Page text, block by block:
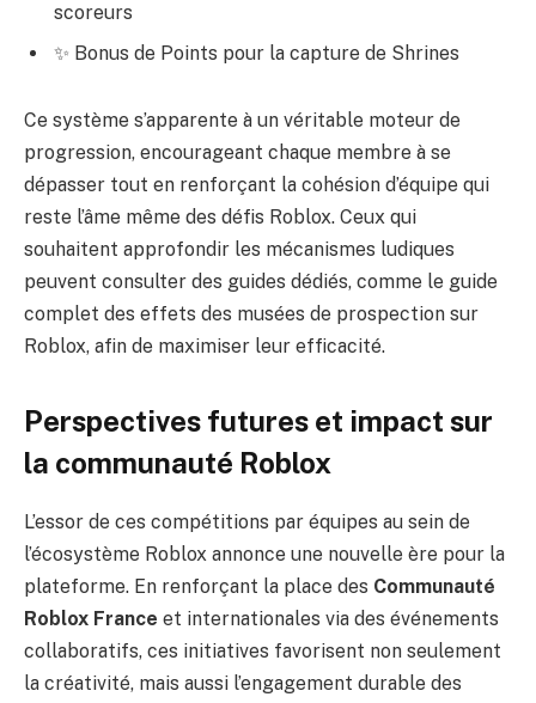
scoreurs
✨ Bonus de Points pour la capture de Shrines
Ce système s’apparente à un véritable moteur de
progression, encourageant chaque membre à se
dépasser tout en renforçant la cohésion d’équipe qui
reste l’âme même des défis Roblox. Ceux qui
souhaitent approfondir les mécanismes ludiques
peuvent consulter des guides dédiés, comme le guide
complet des effets des musées de prospection sur
Roblox, afin de maximiser leur efficacité.
Perspectives futures et impact sur
la communauté Roblox
L’essor de ces compétitions par équipes au sein de
l’écosystème Roblox annonce une nouvelle ère pour la
plateforme. En renforçant la place des Communauté
Roblox France et internationales via des événements
collaboratifs, ces initiatives favorisent non seulement
la créativité, mais aussi l’engagement durable des